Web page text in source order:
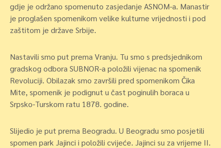
gdje je održano spomenuto zasjedanje ASNOM-a. Manastir
je proglašen spomenikom velike kulturne vrijednosti i pod
zaštitom je države Srbije.
Nastavili smo put prema Vranju. Tu smo s predsjednikom
gradskog odbora SUBNOR-a položili vijenac na spomenik
Revoluciji. Obilazak smo završili pred spomenikom Čika
Mite, spomenik je podignut u čast poginulih boraca u
Srpsko-Turskom ratu 1878. godine.
Slijedio je put prema Beogradu. U Beogradu smo posjetili
spomen park Jajinci i položili cvijeće. Jajinci su za vrijeme II.